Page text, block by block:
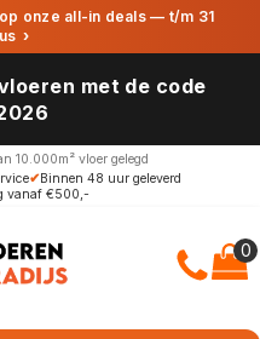
onze all-in deals — t/m 31
›
met de code
10.000m² vloer gelegd
✔Binnen 48 uur geleverd
vanaf €500,-